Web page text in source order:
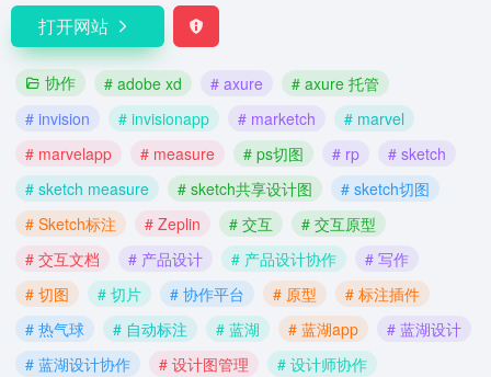
打开网站
协作 # adobe xd # axure
# axure 托管
# invision
# invisionapp # marketch
# marvel
# marvelapp
# measure # ps切图 # rp
# sketch
# sketch measure
# sketch共享设计图
# sketch切图
# Sketch标注
# Zeplin # 交互
# 交互原型
# 交互文档
# 产品设计 # 产品设计协作
# 写作
# 切图
# 切片 # 协作平台 # 原型
# 标注插件
# 热气球
# 自动标注 # 蓝湖 # 蓝湖app
# 蓝湖设计
# 蓝湖设计协作
# 设计图管理 # 设计师协作